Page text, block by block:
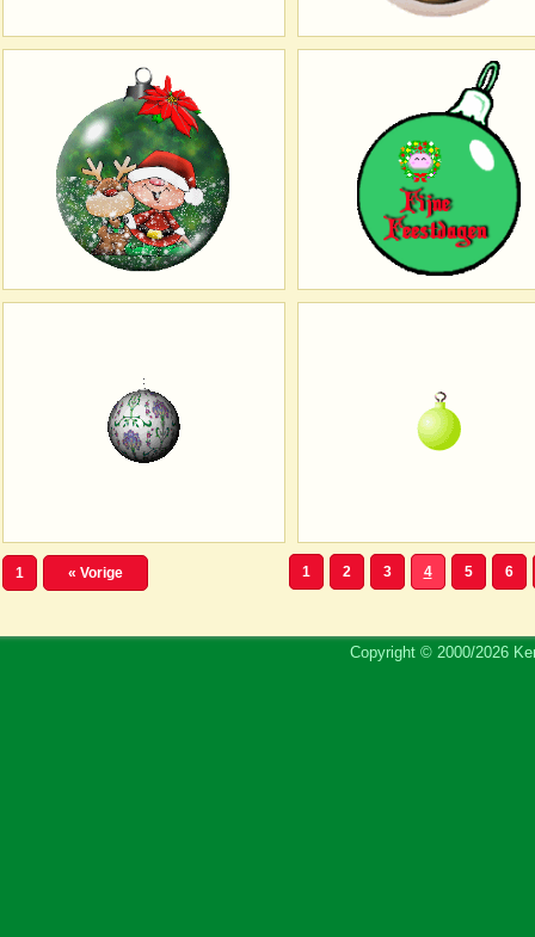
1 « Vorige 1 2 3 4 5 6
Copyright © 2000/2026